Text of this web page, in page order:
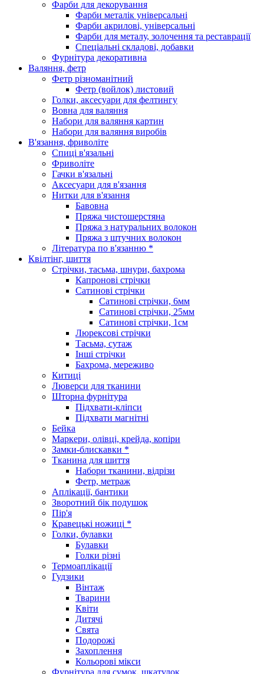
Фарби для декорування
Фарби металік універсальні
Фарби акрилові, універсальні
Фарби для металу, золочення та реставрації
Спеціальні складові, добавки
Фурнітура декоративна
Валяння, фетр
Фетр різноманітний
Фетр (войлок) листовий
Голки, аксесуари для фелтингу
Вовна для валяння
Набори для валяння картин
Набори для валяння виробів
В'язання, фриволіте
Спиці в'язальні
Фриволіте
Гачки в'язальні
Аксесуари для в'язання
Нитки для в'язання
Бавовна
Пряжа чистошерстяна
Пряжа з натуральних волокон
Пряжа з штучних волокон
Література по в'язанню *
Квілтінг, шиття
Стрічки, тасьма, шнури, бахрома
Капронові стрічки
Сатинові стрічки
Сатинові стрічки, 6мм
Сатинові стрічки, 25мм
Сатинові стрічки, 1см
Люрексові стрічки
Тасьма, сутаж
Інші стрічки
Бахрома, мереживо
Китиці
Люверси для тканини
Шторна фурнітура
Підхвати-кліпси
Підхвати магнітні
Бейка
Маркери, олівці, крейда, копіри
Замки-блискавки *
Тканина для шиття
Набори тканини, відрізи
Фетр, метраж
Аплікації, бантики
Зворотний бік подушок
Пір'я
Кравецькі ножиці *
Голки, булавки
Булавки
Голки різні
Термоаплікації
Гудзики
Вінтаж
Тварини
Квіти
Дитячі
Свята
Подорожі
Захоплення
Кольорові мікси
Фурнітура для сумок, шкатулок